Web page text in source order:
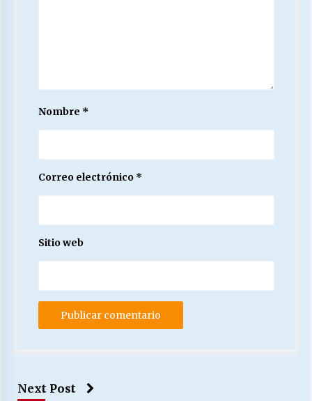
Nombre *
Correo electrónico *
Sitio web
Next Post